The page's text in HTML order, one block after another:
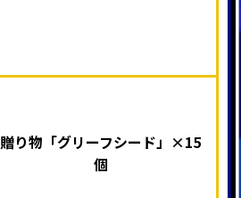
贈り物「グリーフシード」×15
個